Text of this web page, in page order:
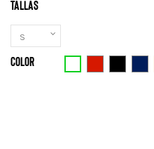
Tallas
Color